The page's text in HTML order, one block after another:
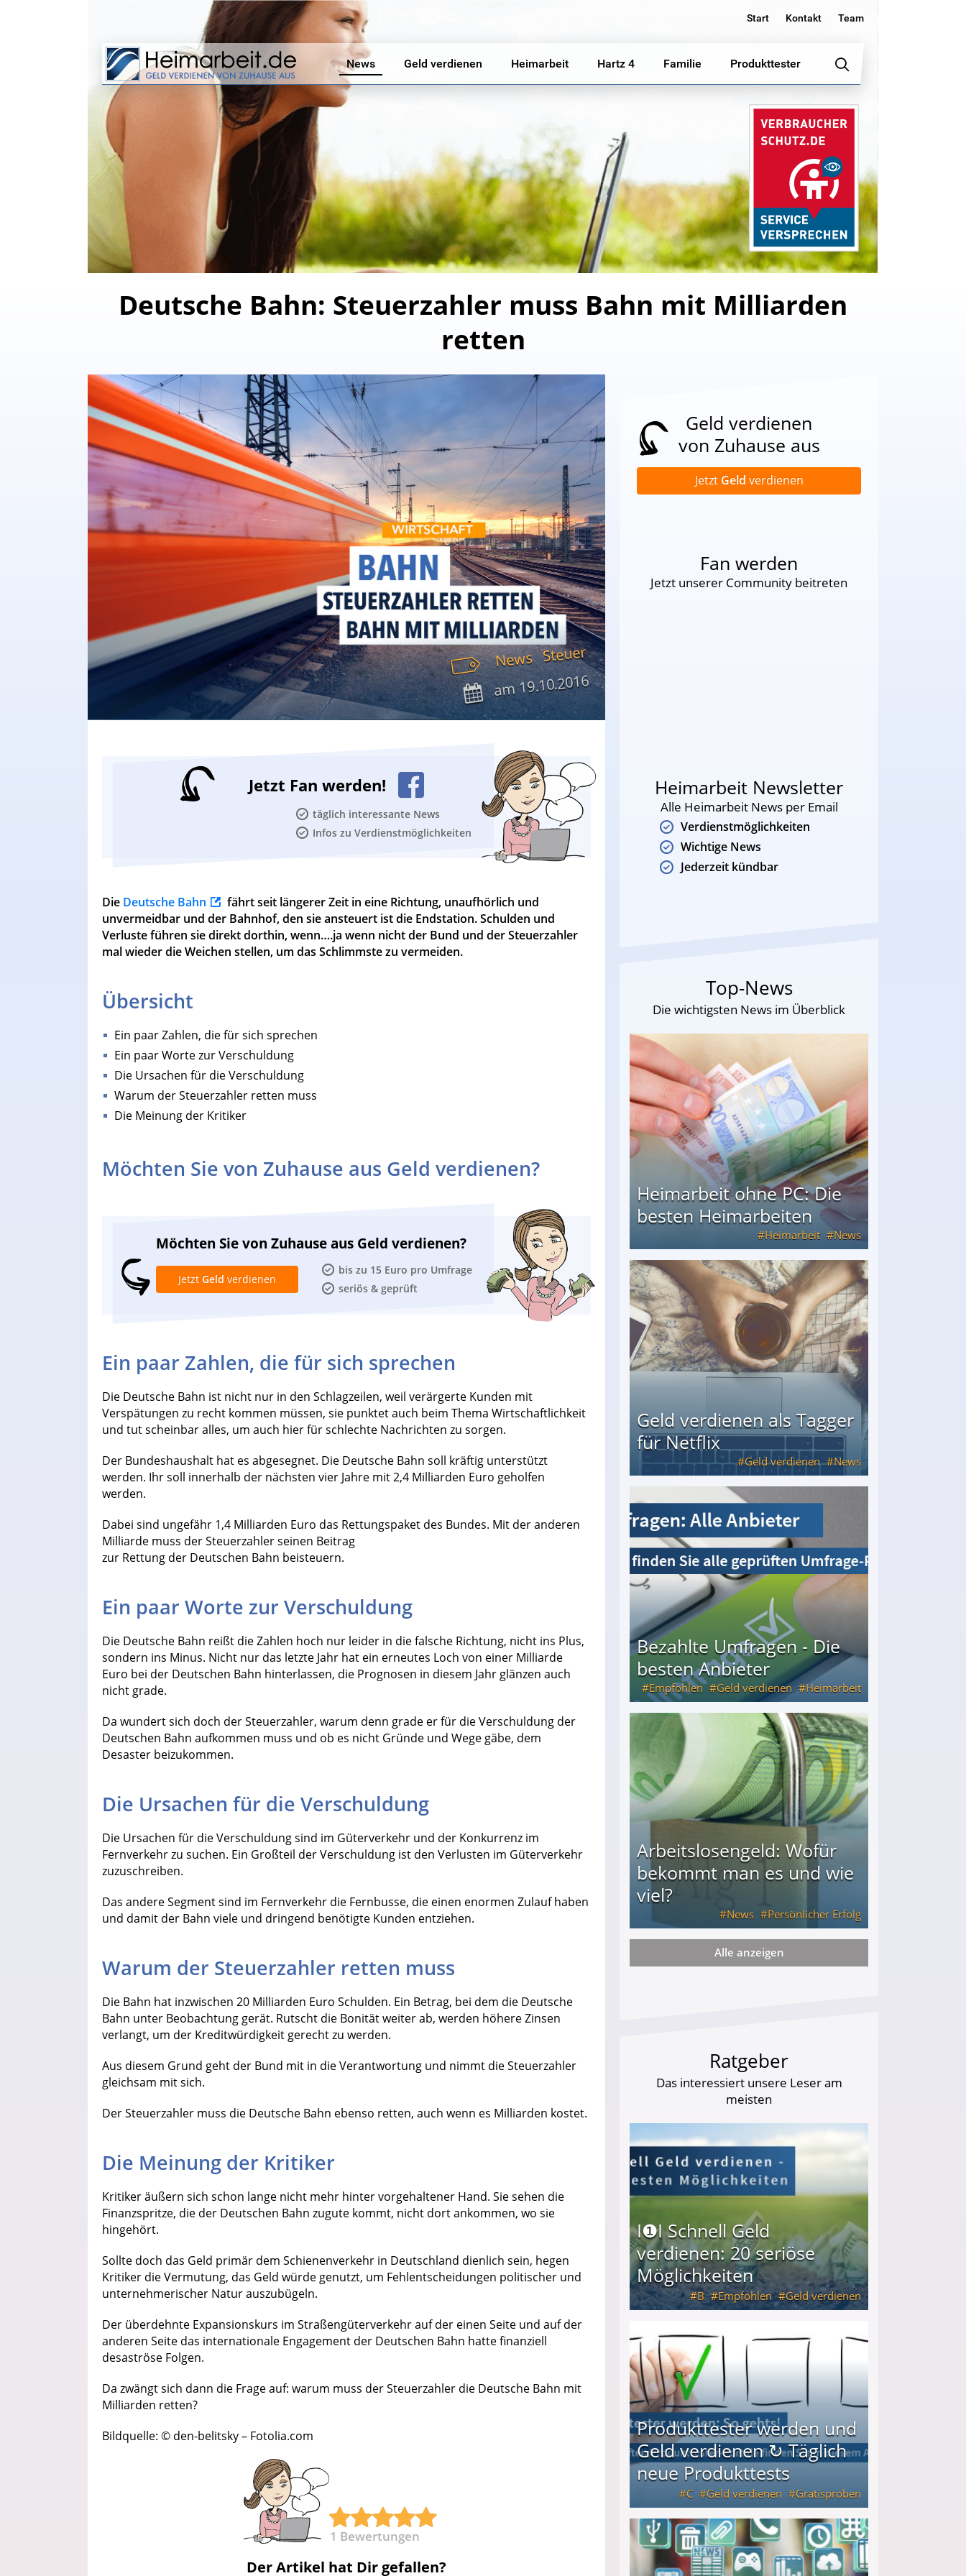
Start Kontakt Team
News Geld verdienen Heimarbeit Hartz 4 Familie Produkttester
Deutsche Bahn: Steuerzahler muss Bahn mit Milliarden
retten
News Steuer
am19.10.2016
Jetzt Fan werden!
täglich interessante News
Infos zu Verdienstmöglichkeiten
Die Deutsche Bahn
fährt seit längerer Zeit in eine Richtung, unaufhörlich und
unvermeidbar und der Bahnhof, den sie ansteuert ist die Endstation. Schulden und
Verluste führen sie direkt dorthin, wenn….ja wenn nicht der Bund und der Steuerzahler
mal wieder die Weichen stellen, um das Schlimmste zu vermeiden.
Übersicht
Ein paar Zahlen, die für sich sprechen
Ein paar Worte zur Verschuldung
Die Ursachen für die Verschuldung
Warum der Steuerzahler retten muss
Die Meinung der Kritiker
Möchten Sie von Zuhause aus Geld verdienen?
Möchten Sie von Zuhause aus Geld verdienen?
bis zu 15 Euro pro Umfrage
seriös & geprüft
Jetzt Geld verdienen
Ein paar Zahlen, die für sich sprechen
Die Deutsche Bahn ist nicht nur in den Schlagzeilen, weil verärgerte Kunden mit
Verspätungen zu recht kommen müssen, sie punktet auch beim Thema Wirtschaftlichkeit
und tut scheinbar alles, um auch hier für schlechte Nachrichten zu sorgen.
Der Bundeshaushalt hat es abgesegnet. Die Deutsche Bahn soll kräftig unterstützt
werden. Ihr soll innerhalb der nächsten vier Jahre mit 2,4 Milliarden Euro geholfen
werden.
Dabei sind ungefähr 1,4 Milliarden Euro das Rettungspaket des Bundes. Mit der anderen
Milliarde muss der Steuerzahler seinen Beitrag
zur Rettung der Deutschen Bahn beisteuern.
Ein paar Worte zur Verschuldung
Die Deutsche Bahn reißt die Zahlen hoch nur leider in die falsche Richtung, nicht ins Plus,
sondern ins Minus. Nicht nur das letzte Jahr hat ein erneutes Loch von einer Milliarde
Euro bei der Deutschen Bahn hinterlassen, die Prognosen in diesem Jahr glänzen auch
nicht grade.
Da wundert sich doch der Steuerzahler, warum denn grade er für die Verschuldung der
Deutschen Bahn aufkommen muss und ob es nicht Gründe und Wege gäbe, dem
Desaster beizukommen.
Die Ursachen für die Verschuldung
Die Ursachen für die Verschuldung sind im Güterverkehr und der Konkurrenz im
Fernverkehr zu suchen. Ein Großteil der Verschuldung ist den Verlusten im Güterverkehr
zuzuschreiben.
Das andere Segment sind im Fernverkehr die Fernbusse, die einen enormen Zulauf haben
und damit der Bahn viele und dringend benötigte Kunden entziehen.
Warum der Steuerzahler retten muss
Die Bahn hat inzwischen 20 Milliarden Euro Schulden. Ein Betrag, bei dem die Deutsche
Bahn unter Beobachtung gerät. Rutscht die Bonität weiter ab, werden höhere Zinsen
verlangt, um der Kreditwürdigkeit gerecht zu werden.
Aus diesem Grund geht der Bund mit in die Verantwortung und nimmt die Steuerzahler
gleichsam mit sich.
Der Steuerzahler muss die Deutsche Bahn ebenso retten, auch wenn es Milliarden kostet.
Die Meinung der Kritiker
Kritiker äußern sich schon lange nicht mehr hinter vorgehaltener Hand. Sie sehen die
Finanzspritze, die der Deutschen Bahn zugute kommt, nicht dort ankommen, wo sie
hingehört.
Sollte doch das Geld primär dem Schienenverkehr in Deutschland dienlich sein, hegen
Kritiker die Vermutung, das Geld würde genutzt, um Fehlentscheidungen politischer und
unternehmerischer Natur auszubügeln.
Der überdehnte Expansionskurs im Straßengüterverkehr auf der einen Seite und auf der
anderen Seite das internationale Engagement der Deutschen Bahn hatte finanziell
desaströse Folgen.
Da zwängt sich dann die Frage auf: warum muss der Steuerzahler die Deutsche Bahn mit
Milliarden retten?
Bildquelle: © den-belitsky – Fotolia.com
1 Bewertungen
Der Artikel hat Dir gefallen?
Geld verdienen
von Zuhause aus
Jetzt Geld verdienen
Fan werden
Jetzt unserer Community beitreten
Heimarbeit Newsletter
Alle Heimarbeit News per Email
Verdienstmöglichkeiten
Wichtige News
Jederzeit kündbar
Top-News
Die wichtigsten News im Überblick
Heimarbeit ohne PC: Die
besten Heimarbeiten
Heimarbeit News
Heimarbeit ohne PC: Die besten Heimarbeiten
Geld verdienen als Tagger
für Netflix
Geld verdienen News
Bezahlte Umfragen - Die
besten Anbieter
Empfohlen Geld verdienen Heimarbeit
Bezahlte Umfragen - Die besten Anbieter
Arbeitslosengeld: Wofür
bekommt man es und wie
viel?
News Persönlicher Erfolg
Arbeitslosengeld: Wofür bekommt man es und wie viel?
Alle anzeigen
Ratgeber
Das interessiert unsere Leser am
meisten
I❶I Schnell Geld
verdienen: 20 seriöse
Möglichkeiten
B Empfohlen Geld verdienen
I❶I Schnell Geld verdienen: 20 seriöse Möglichkeiten
Produkttester werden und
Geld verdienen ↻ Täglich
neue Produkttests
C Geld verdienen Gratisproben
Produkttester werden und Geld verdienen ↻ Täglich neue Produkttests